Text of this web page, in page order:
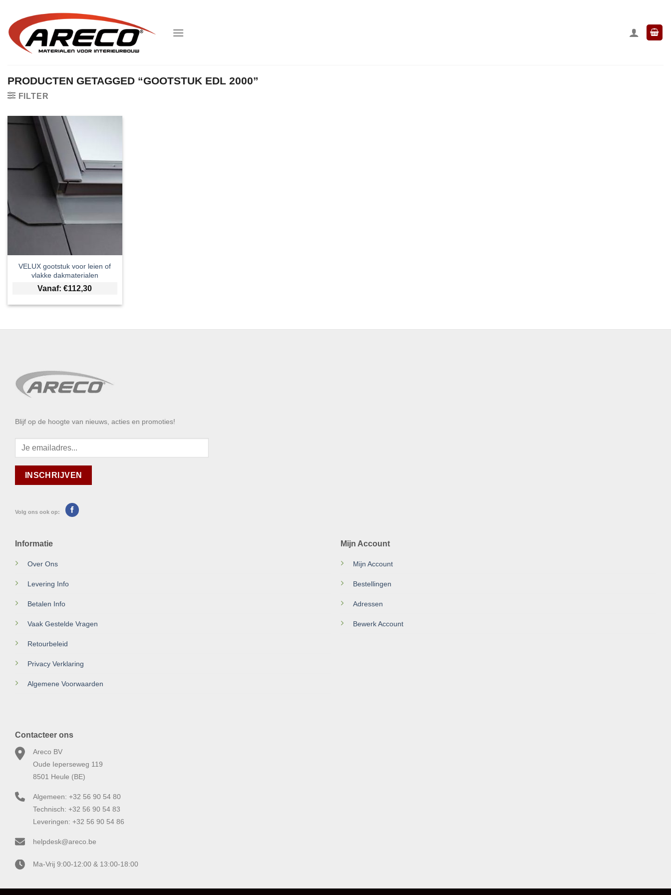
inhoud
PRODUCTEN GETAGGED “GOOTSTUK EDL 2000”
FILTER
VELUX gootstuk voor leien of
vlakke dakmaterialen
Vanaf:€112,30
Blijf op de hoogte van nieuws, acties en promoties!
Volg ons ook op:
Informatie
Over Ons
Levering Info
Betalen Info
Vaak Gestelde Vragen
Retourbeleid
Privacy Verklaring
Algemene Voorwaarden
Mijn Account
Mijn Account
Bestellingen
Adressen
Bewerk Account
Contacteer ons
Areco BV
Oude Ieperseweg 119
8501 Heule (BE)
Algemeen: +32 56 90 54 80
Technisch: +32 56 90 54 83
Leveringen: +32 56 90 54 86
helpdesk@areco.be
Ma-Vrij 9:00-12:00 & 13:00-18:00